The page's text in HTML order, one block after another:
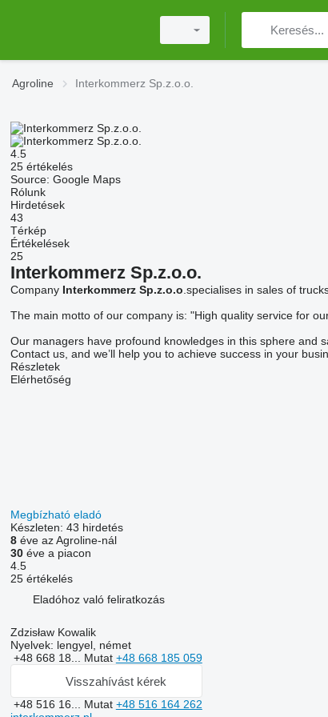
Agroline Interkommerz Sp.z.o.o.
4.5
25 értékelés
Source: Google Maps
Rólunk
Hirdetések
43
Térkép
Értékelések
25
Interkommerz Sp.z.o.o.
Company Interkommerz Sp.z.o.o .specialises in sales of
The main motto of our company is: "High quality service for
Our managers have profound knowledges in this sphere and
Contact us, and we’ll help you to achieve success in your
Részletek
Elérhetőség
Megbízható eladó
Készleten: 43 hirdetés
8éve az Agroline-nál
30éve a piacon
4.5
25 értékelés
Eladóhoz való feliratkozás
Zdzisław Kowalik
Nyelvek: lengyel, német
+48 668 18... Mutat +48 668 185 059
Visszahívást kérek
+48 516 16... Mutat +48 516 164 262